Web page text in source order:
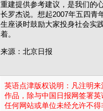
重建提供参考建议，是我们的
长罗杰说。想起2007年五四青
生座谈时鼓励大家投身社会实
着。
来源：北京日报
英语点津版权说明：凡注明
作品，除与中国日报网签署
任何网站或单位未经允许不